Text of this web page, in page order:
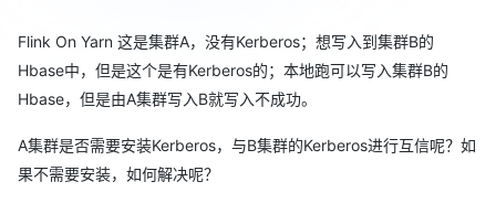
Flink On Yarn 这是集群A，没有Kerberos；想写入到集群B的
Hbase中，但是这个是有Kerberos的；本地跑可以写入集群B的
Hbase，但是由A集群写入B就写入不成功。
A集群是否需要安装Kerberos，与B集群的Kerberos进行互信呢？如
果不需要安装，如何解决呢？